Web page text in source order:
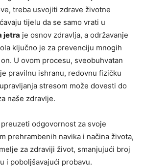
treba usvojiti zdrave životne
tijelu da se samo vrati u
jetra je osnov zdravlja, a održavanje
ključno je za prevenciju mnogih
U ovom procesu, sveobuhvatan
pravilnu ishranu, redovnu fizičku
stresom može dovesti do
naše zdravlje.
odgovornost za svoje
prehrambenih navika i načina života,
za zdraviji život, smanjujući broj
i poboljšavajući probavu.